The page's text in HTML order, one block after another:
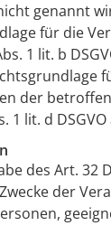
genannt
für die
1 lit. b
der
1 lit. d
des Art. 32
der